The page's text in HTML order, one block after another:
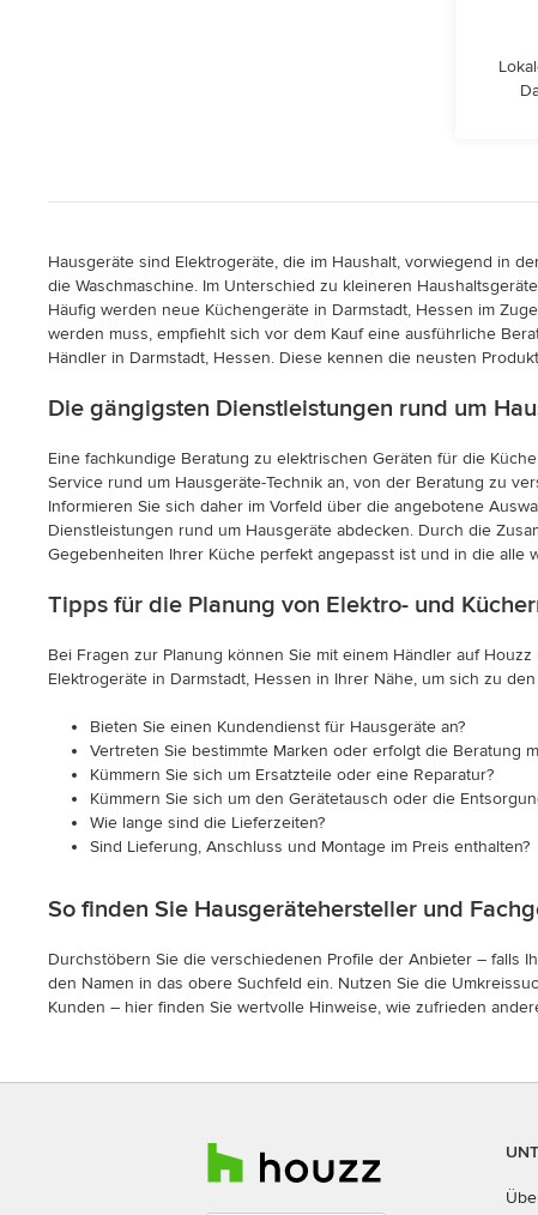
Hausgeräte sind Elektrogeräte, die im Haushalt, vorwiegend in
die Waschmaschine. Im Unterschied zu kleineren
Häufig werden neue Küchengeräte in Darmstadt, Hessen im
werden muss, empfiehlt sich vor dem Kauf eine ausführliche
Händler in Darmstadt, Hessen. Diese kennen die neusten
Die gängigsten Dienstleistungen rund um
Eine fachkundige Beratung zu elektrischen Geräten für die
Service rund um Hausgeräte-Technik an, von der Beratung zu
Informieren Sie sich daher im Vorfeld über die angebotene
Dienstleistungen rund um Hausgeräte abdecken. Durch die
Gegebenheiten Ihrer Küche perfekt angepasst ist und in die alle
Tipps für die Planung von Elektro- und
Bei Fragen zur Planung können Sie mit einem Händler auf
Elektrogeräte in Darmstadt, Hessen in Ihrer Nähe, um sich zu
Bieten Sie einen Kundendienst für Hausgeräte an?
Vertreten Sie bestimmte Marken oder erfolgt die Beratung
Kümmern Sie sich um Ersatzteile oder eine Reparatur?
Kümmern Sie sich um den Gerätetausch oder die
Wie lange sind die Lieferzeiten?
Sind Lieferung, Anschluss und Montage im Preis enthalten?
So finden Sie Hausgerätehersteller und
Durchstöbern Sie die verschiedenen Profile der Anbieter – falls
den Namen in das obere Suchfeld ein. Nutzen Sie die
Kunden – hier finden Sie wertvolle Hinweise, wie zufrieden